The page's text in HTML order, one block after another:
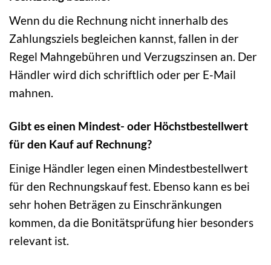
Wenn du die Rechnung nicht innerhalb des
Zahlungsziels begleichen kannst, fallen in der
Regel Mahngebühren und Verzugszinsen an. Der
Händler wird dich schriftlich oder per E-Mail
mahnen.
Gibt es einen Mindest- oder Höchstbestellwert
für den Kauf auf Rechnung?
Einige Händler legen einen Mindestbestellwert
für den Rechnungskauf fest. Ebenso kann es bei
sehr hohen Beträgen zu Einschränkungen
kommen, da die Bonitätsprüfung hier besonders
relevant ist.